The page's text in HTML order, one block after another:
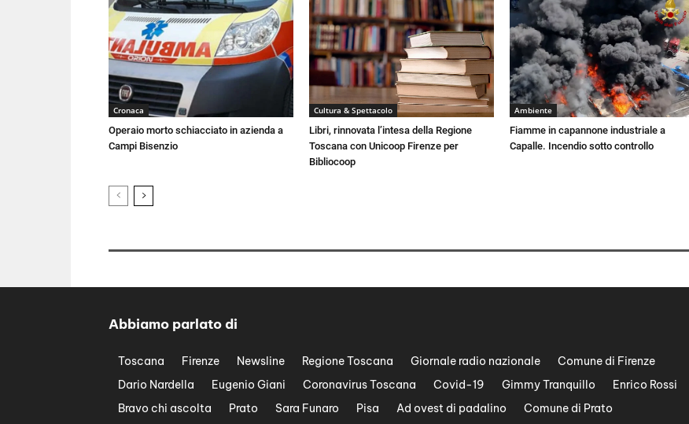
Cronaca
Operaio morto schiacciato in azienda a
Campi Bisenzio
Cultura & Spettacolo
Libri, rinnovata l’intesa della Regione
Toscana con Unicoop Firenze per
Bibliocoop
Ambiente
Fiamme in capannone industriale a
Capalle. Incendio sotto controllo
Abbiamo parlato di
Toscana Firenze Newsline Regione Toscana Giornale radio nazionale
Comune di Firenze
Dario Nardella
Eugenio Giani Coronavirus Toscana Covid-19 Gimmy Tranquillo
Enrico Rossi
Bravo chi ascolta
Prato Sara Funaro Pisa Ad ovest di padalino
Comune di Prato